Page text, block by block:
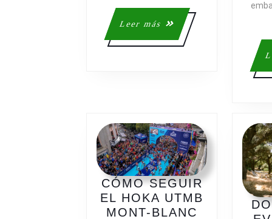
Leer más
Leer
más
CÓMO SEGUIR
EL HOKA UTMB
MONT-BLANC